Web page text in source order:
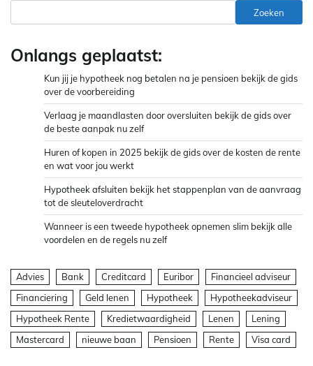
Zoeken
Onlangs geplaatst:
Kun jij je hypotheek nog betalen na je pensioen bekijk de gids
over de voorbereiding
Verlaag je maandlasten door oversluiten bekijk de gids over
de beste aanpak nu zelf
Huren of kopen in 2025 bekijk de gids over de kosten de rente
en wat voor jou werkt
Hypotheek afsluiten bekijk het stappenplan van de aanvraag
tot de sleuteloverdracht
Wanneer is een tweede hypotheek opnemen slim bekijk alle
voordelen en de regels nu zelf
Advies Bank Creditcard Euribor
Financieel adviseur
Financiering
Geld lenen Hypotheek
Hypotheekadviseur
Hypotheek Rente
Kredietwaardigheid Lenen
Lening
Mastercard
nieuwe baan Pensioen Rente Visa card